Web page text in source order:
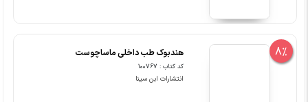
8% هندبوک طب داخلی ماساچوست
کد کتاب : 100767
انتشارات ابن سینا